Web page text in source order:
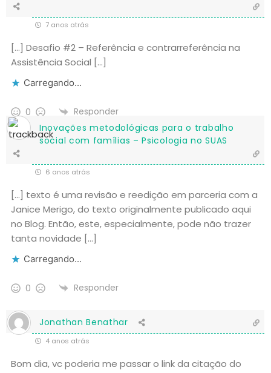
7 anos atrás
[…] Desafio #2 – Referência e contrarreferência na
Assistência Social […]
Carregando...
0
Responder
Inovações metodológicas para o trabalho
social com famílias – Psicologia no SUAS
6 anos atrás
[…] texto é uma revisão e reedição em parceria com a
Janice Merigo, do texto originalmente publicado aqui
no Blog. Então, este, especialmente, pode não trazer
tanta novidade […]
Carregando...
0 Responder
Jonathan Benathar
4 anos atrás
Bom dia, vc poderia me passar o link da citação do